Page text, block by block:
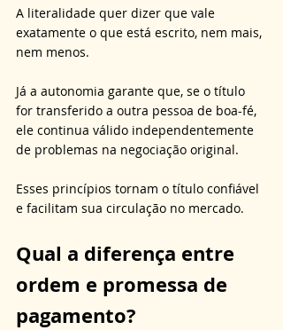
A literalidade quer dizer que vale
exatamente o que está escrito, nem mais,
nem menos.
Já a autonomia garante que, se o título
for transferido a outra pessoa de boa-fé,
ele continua válido independentemente
de problemas na negociação original.
Esses princípios tornam o título confiável
e facilitam sua circulação no mercado.
Qual a diferença entre
ordem e promessa de
pagamento?